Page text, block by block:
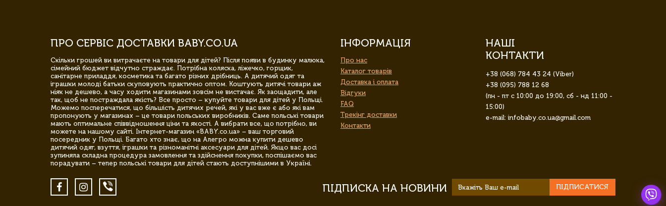
ПРО СЕРВІС ДОСТАВКИ BABY.CO.UA
Скільки грошей ви витрачаєте на товари для дітей? Після появи в будинку малюка,
сімейний бюджет відчутно страждає. Потрібна коляска, ліжечко, горщик,
санітарне приладдя, косметика та багато різних дрібниць. А дитячий одяг та
іграшки молоді батьки скуповують практично оптом. Коштують дитячі товари аж
ніяк не дешево, а часу ходити магазинами зовсім не вистачає. Як заощадити, але
так, щоб не постраждала якість? Все просто – купуйте товари для дітей у Польщі.
Можемо посперечатися, що більшість дитячих речей, які у вас вже є або які вам
пропонують у магазинах – це товари польських виробників. Саме польські товари
мають оптимальне співвідношення ціни та якості. А вибрати все, що потрібно, ви
можете на нашому сайті. Інтернет-магазин «BABY.co.ua» – ваш торговий
посередник у Польщі. Багато хто знає, що на Алегро можна купити дешево
дитячий одяг, взуття, іграшки та різноманітні аксесуари для дітей. Якщо вас досі
зупиняла складна процедура замовлення та здійснення покупки, поспішаємо вас
порадувати – тепер польські товари для дітей стають доступнішими в Україні.
ІНФОРМАЦІЯ
Про нас
Каталог товарів
Доставка і оплата
Відгуки
FAQ
Трекінг доставки
Контакти
НАШІ
КОНТАКТИ
+38 (068) 784 43 24 (Viber)
+38 (095) 788 12 68
(пн - пт с 10:00 до 19:00, сб - нд 11:00 -
15:00)
e-mail: infobaby.co.ua@gmail.com
ПІДПИСКА НА НОВИНИ ПІДПИСАТИСЯ